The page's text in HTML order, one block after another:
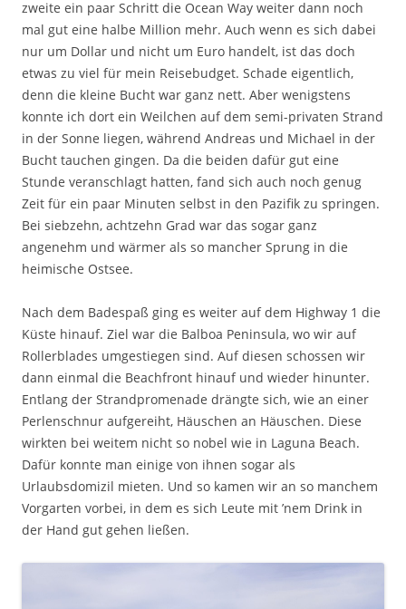
zweite ein paar Schritt die Ocean Way weiter dann noch
mal gut eine halbe Million mehr. Auch wenn es sich dabei
nur um Dollar und nicht um Euro handelt, ist das doch
etwas zu viel für mein Reisebudget. Schade eigentlich,
denn die kleine Bucht war ganz nett. Aber wenigstens
konnte ich dort ein Weilchen auf dem semi-privaten Strand
in der Sonne liegen, während Andreas und Michael in der
Bucht tauchen gingen. Da die beiden dafür gut eine
Stunde veranschlagt hatten, fand sich auch noch genug
Zeit für ein paar Minuten selbst in den Pazifik zu springen.
Bei siebzehn, achtzehn Grad war das sogar ganz
angenehm und wärmer als so mancher Sprung in die
heimische Ostsee.
Nach dem Badespaß ging es weiter auf dem Highway 1 die
Küste hinauf. Ziel war die Balboa Peninsula, wo wir auf
Rollerblades umgestiegen sind. Auf diesen schossen wir
dann einmal die Beachfront hinauf und wieder hinunter.
Entlang der Strandpromenade drängte sich, wie an einer
Perlenschnur aufgereiht, Häuschen an Häuschen. Diese
wirkten bei weitem nicht so nobel wie in Laguna Beach.
Dafür konnte man einige von ihnen sogar als
Urlaubsdomizil mieten. Und so kamen wir an so manchem
Vorgarten vorbei, in dem es sich Leute mit ’nem Drink in
der Hand gut gehen ließen.